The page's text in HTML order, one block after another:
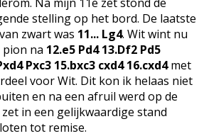
stelling op het bord. De laatste
zwart was 11... Lg4. Wit wint nu
pion na 12.e5 Pd4 13.Df2 Pd5
Pxc3 15.bxc3 cxd4 16.cxd4met
voor Wit. Dit kon ik helaas niet
en na een afruil werd op de
zet in een gelijkwaardige stand
tot remise.